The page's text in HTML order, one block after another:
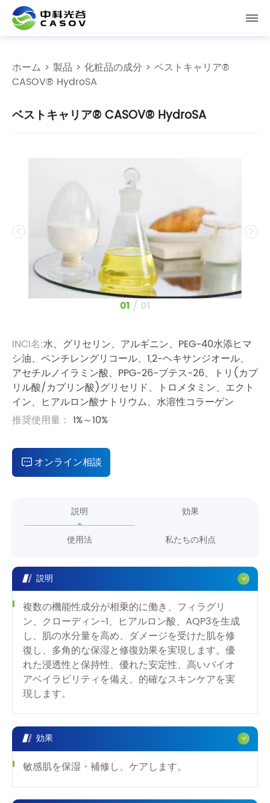
ホーム > 製品 > 化粧品の成分 > ベストキャリア®
CASOV® HydroSA
ベストキャリア® CASOV® HydroSA
1 / 1
INCI名:水、グリセリン、アルギニン、PEG-40水添ヒマ
シ油、ペンチレングリコール、1,2-ヘキサンジオール、
アセチルノイラミン酸、PPG-26-ブテス-26、トリ(カプ
リル酸/カプリン酸)グリセリド、トロメタミン、エクト
イン、ヒアルロン酸ナトリウム、水溶性コラーゲン
推奨使用量： 1%～10%
オンライン相談
説明 効果
使用法 私たちの利点
説明
複数の機能性成分が相乗的に働き、フィラグリ
ン、クローディン-1、ヒアルロン酸、AQP3を生成
し、肌の水分量を高め、ダメージを受けた肌を修
復し、多角的な保湿と修復効果を実現します。優
れた浸透性と保持性、優れた安定性、高いバイオ
アベイラビリティを備え、的確なスキンケアを実
現します。
効果
敏感肌を保湿・補修し、ケアします。